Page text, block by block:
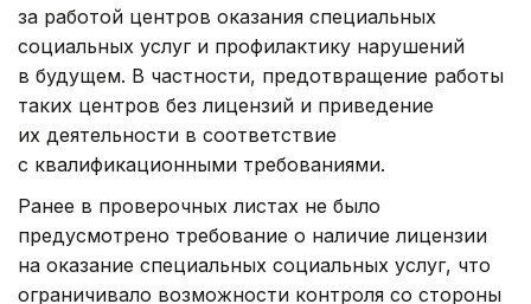
за работой центров оказания специальных
социальных услуг и профилактику нарушений
в будущем. В частности, предотвращение работы
таких центров без лицензий и приведение
их деятельности в соответствие
с квалификационными требованиями.
Ранее в проверочных листах не было
предусмотрено требование о наличие лицензии
на оказание специальных социальных услуг, что
ограничивало возможности контроля со стороны